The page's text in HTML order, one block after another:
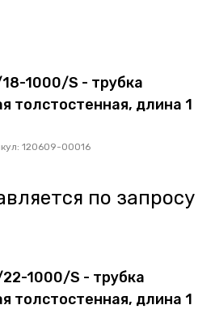
1000/S - трубка
толстостенная, длина 1
120609-00016
по запросу
22-1000/S - трубка
толстостенная, длина 1